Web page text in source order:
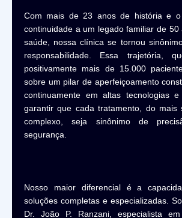
Com mais de 23 anos de história e
continuidade a um legado familiar de 50
saúde, nossa clínica se tornou
responsabilidade. Essa trajetória,
positivamente mais de 15.000
sobre um pilar de aperfeiçoamento
continuamente em altas tecnologias
garantir que cada tratamento, do mais
complexo, seja sinônimo de
segurança.
Nosso maior diferencial é a
soluções completas e especializadas.
Dr. João P. Ranzani, especialista em